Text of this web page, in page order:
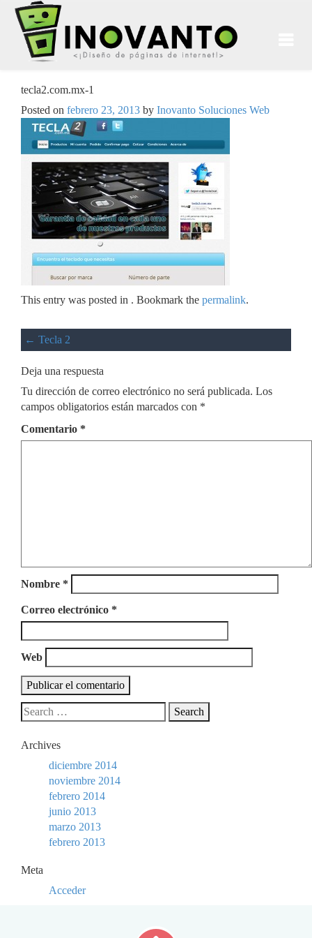
tecla2.com.mx-1
Posted on febrero 23, 2013 by Inovanto Soluciones Web
This entry was posted in . Bookmark the permalink.
← Tecla 2
Deja una respuesta
Tu dirección de correo electrónico no será publicada. Los
campos obligatorios están marcados con *
Comentario *
Nombre *
Correo electrónico *
Web
Archives
diciembre 2014
noviembre 2014
febrero 2014
junio 2013
marzo 2013
febrero 2013
Meta
Acceder